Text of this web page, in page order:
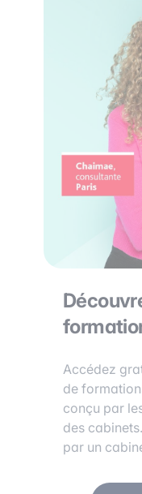
Accédez
de
conçu par
des
par un